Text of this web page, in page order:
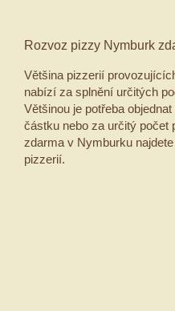
Rozvoz pizzy Nymburk
Většina pizzerií
nabízí za splnění určitých
Většinou je potřeba
částku nebo za určitý počet
zdarma v Nymburku
pizzerií.